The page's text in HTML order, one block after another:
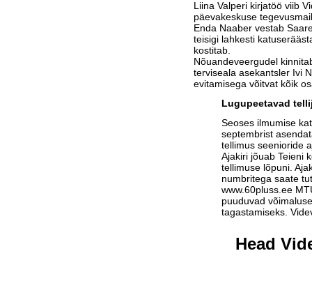
Liina Valperi kirjatöö viib
päevakeskuse
Enda Naaber vestab
teisigi lahkesti
kostitab.
Nõuandeveergudel
terviseala asekantsler Ivi
evitamisega võitvat kõik
Lugupeetavad
Seoses ilmumise
septembrist
tellimus seenioride
Ajakiri jõuab Teieni
tellimuse lõpuni.
numbritega saate
www.60pluss.ee
puuduvad
tagastamiseks.
Head